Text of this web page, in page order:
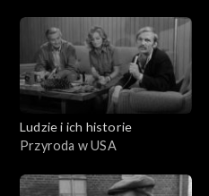
Ludzie i ich historie
Przyroda w USA